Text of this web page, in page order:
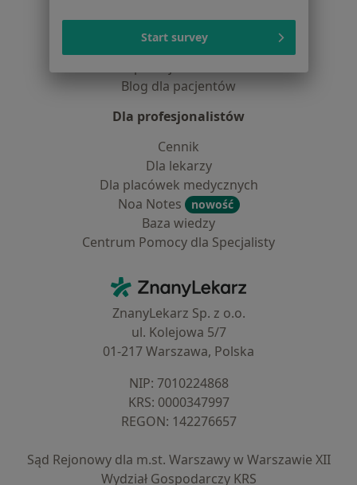
Blog dla pacjentów
Dla profesjonalistów
Cennik
Dla lekarzy
Dla placówek medycznych
Noa Notes
nowość
Baza wiedzy
Centrum Pomocy dla Specjalisty
ZnanyLekarz - Strona główna
ZnanyLekarz Sp. z o.o.
ul. Kolejowa 5/7
01-217 Warszawa, Polska
NIP: ⁠7010224868
KRS: ⁠0000347997
REGON: ⁠142276657
Sąd Rejonowy dla m.st. Warszawy w Warszawie XII
Wydział Gospodarczy KRS
Start survey